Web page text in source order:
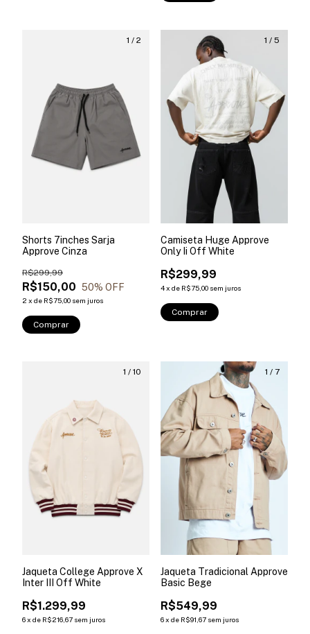
1 / 2
Shorts 7inches Sarja
Approve Cinza
R$150,00
R$299,99
50% OFF
2 x de R$75,00 sem juros
Comprar
1 / 5
Camiseta Huge Approve
Only Ii Off White
R$299,99
4x de R$75,00 sem juros
Comprar
1 / 10
Jaqueta College Approve X
Inter III Off White
R$1.299,99
6x de R$216,67 sem juros
1 / 7
Jaqueta Tradicional Approve
Basic Bege
R$549,99
6x de R$91,67 sem juros